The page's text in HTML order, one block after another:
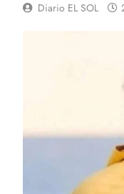
Diario EL SOL